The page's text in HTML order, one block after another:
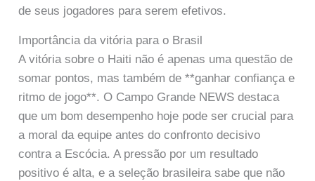
de seus jogadores para serem efetivos.
Importância da vitória para o Brasil
A vitória sobre o Haiti não é apenas uma questão de
somar pontos, mas também de **ganhar confiança e
ritmo de jogo**. O Campo Grande NEWS destaca
que um bom desempenho hoje pode ser crucial para
a moral da equipe antes do confronto decisivo
contra a Escócia. A pressão por um resultado
positivo é alta, e a seleção brasileira sabe que não